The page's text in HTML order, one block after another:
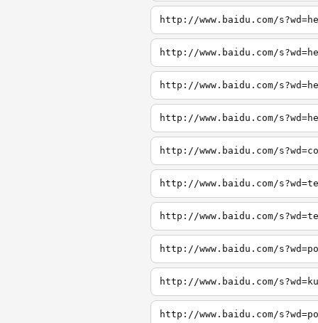
http://www.baidu.com/
http://www.baidu.com/
http://www.baidu.com/
http://www.baidu.com/
http://www.baidu.com/
http://www.baidu.com/
http://www.baidu.com/
http://www.baidu.com/
http://www.baidu.com/
http://www.baidu.com/